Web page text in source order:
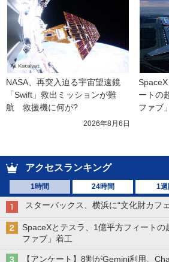
NASA、再突入迫る宇宙望遠鏡
「Swift」救出ミッションが難
航　救援機に何が?
2026年8月6日
ートの
ファブ
アクセスランキング
1時間 24時間 1週
スターバックス、横浜に“文化財カフ
SpaceXとテスラ、1億平方フィートの
ファブ」着工
【アンケート】8割がGemini利用、